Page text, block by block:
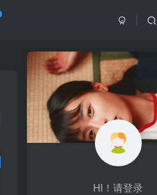
HI！请登录
HI！请登录